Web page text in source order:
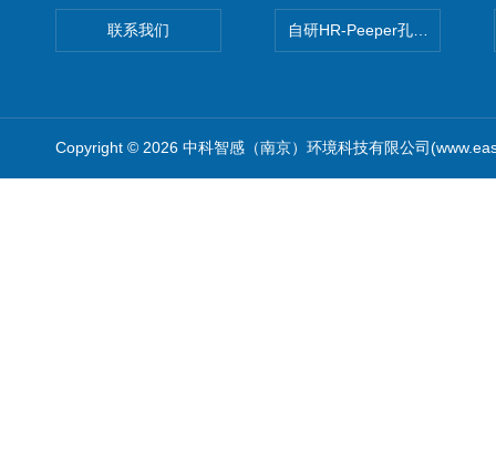
联系我们 自研HR-Peeper孔隙水采样器
Copyright © 2026 中科智感（南京）环境科技有限公司